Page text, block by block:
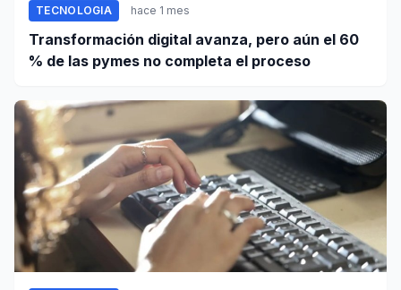
TECNOLOGIA hace 1 mes
Transformación digital avanza, pero aún el 60
% de las pymes no completa el proceso